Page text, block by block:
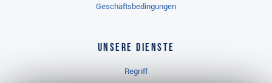
Geschäftsbedingungen
Unsere Dienste
Regriff